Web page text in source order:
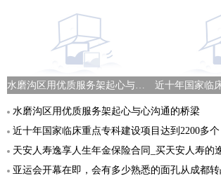
水磨沟区用优质服务架起心与心沟通的桥梁
水磨沟区用优质服务架起心与心沟通的桥梁
近十年国家临床重点专科建设项目达到2200多个
天安人寿逸享人生年金保险合同_买天安人寿的逸享人
亚运会开幕在即，会有多少熟悉的面孔从成都转